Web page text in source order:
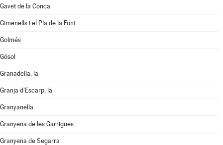
Gavet de la Conca
Gimenells i el Pla de la Font
Golmés
Gósol
Granadella, la
Granja d'Escarp, la
Granyanella
Granyena de les Garrigues
Granyena de Segarra